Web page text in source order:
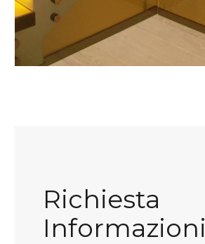
Richiesta
Informazioni